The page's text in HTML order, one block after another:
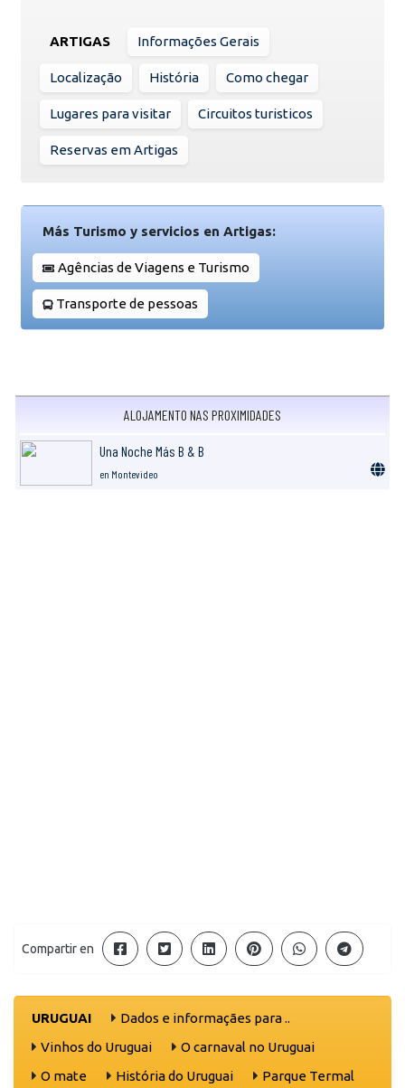
ARTIGAS Informações Gerais
Localização História Como chegar
Lugares para visitar Circuitos turisticos
Reservas em Artigas
Más Turismo y servicios en Artigas:
Agências de Viagens e Turismo
Transporte de pessoas
ALOJAMENTO NAS PROXIMIDADES
Una Noche Más B & B
en Montevideo
Compartir en
URUGUAI
Dados e informaçães para ..
Vinhos do Uruguai
O carnaval no Uruguai
O mate
História do Uruguai Parque Termal